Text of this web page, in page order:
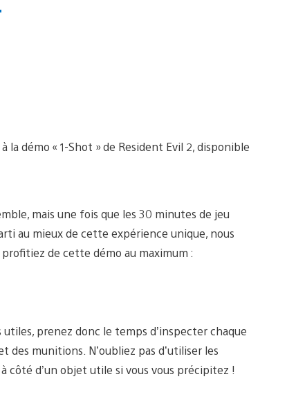
démo « 1-Shot » de Resident Evil 2, disponible
mais une fois que les 30 minutes de jeu
au mieux de cette expérience unique, nous
de cette démo au maximum :
prenez donc le temps d’inspecter chaque
munitions. N’oubliez pas d’utiliser les
côté d’un objet utile si vous vous précipitez !